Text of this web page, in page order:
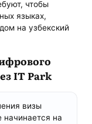
чтобы
языках,
на узбекский
IT Park
визы
начинается на